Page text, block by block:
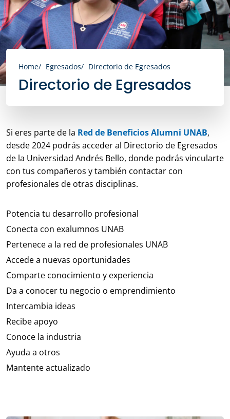
Home Egresados Directorio de Egresados
Directorio de Egresados
Si eres parte de la Red de Beneficios Alumni UNAB,
desde 2024 podrás acceder al Directorio de Egresados
de la Universidad Andrés Bello, donde podrás vincularte
con tus compañeros y también contactar con
profesionales de otras disciplinas.
Potencia tu desarrollo profesional
Conecta con exalumnos UNAB
Pertenece a la red de profesionales UNAB
Accede a nuevas oportunidades
Comparte conocimiento y experiencia
Da a conocer tu negocio o emprendimiento
Intercambia ideas
Recibe apoyo
Conoce la industria
Ayuda a otros
Mantente actualizado